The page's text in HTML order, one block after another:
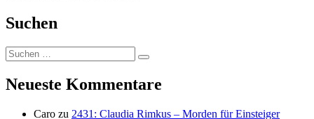
Suchen
Suchen
nach:
Suchen
Neueste Kommentare
Caro zu 2431: Claudia Rimkus – Morden für Einsteiger